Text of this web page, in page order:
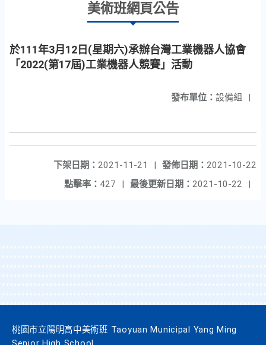
美術班網頁公告
於111年3月12日(星期六)承辦台灣工業機器人協會
「2022(第17屆)工業機器人競賽」活動
發布單位： 設備組 |
發佈日期： 2021-10-22
下架日期： 2021-11-21
|
最後更新日期： 2021-10-22 |
點擊率： 427 |
桃園市立陽明高中美術班 Taoyuan Municipal Yang Ming